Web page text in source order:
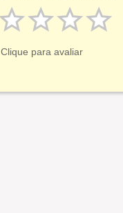
Clique para avaliar